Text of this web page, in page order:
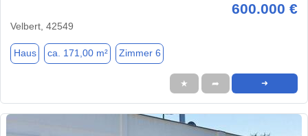
600.000 €
Velbert, 42549
Haus ca. 171,00 m² Zimmer 6
★ ➦ ➜